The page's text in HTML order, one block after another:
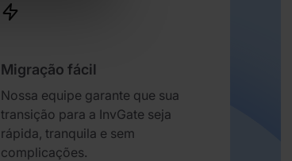
Migração fácil
Nossa equipe garante que sua
transição para a InvGate seja
rápida, tranquila e sem
complicações.